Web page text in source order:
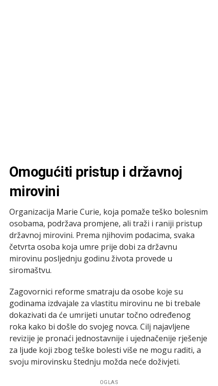
Omogućiti pristup i državnoj
mirovini
Organizacija Marie Curie, koja pomaže teško bolesnim
osobama, podržava promjene, ali traži i raniji pristup
državnoj mirovini. Prema njihovim podacima, svaka
četvrta osoba koja umre prije dobi za državnu
mirovinu posljednju godinu života provede u
siromaštvu.
Zagovornici reforme smatraju da osobe koje su
godinama izdvajale za vlastitu mirovinu ne bi trebale
dokazivati da će umrijeti unutar točno određenog
roka kako bi došle do svojeg novca. Cilj najavljene
revizije je pronaći jednostavnije i ujednačenije rješenje
za ljude koji zbog teške bolesti više ne mogu raditi, a
svoju mirovinsku štednju možda neće doživjeti.
OGLAS